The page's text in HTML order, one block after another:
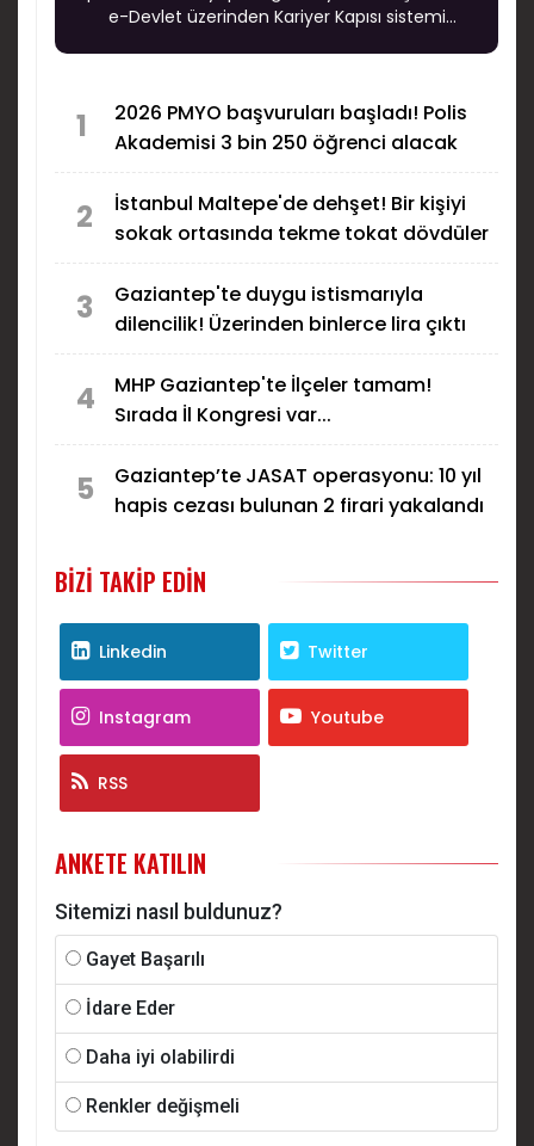
e-Devlet üzerinden Kariyer Kapısı sistemi
1
2026 PMYO başvuruları başladı! Polis
Akademisi 3 bin 250 öğrenci alacak
2
İstanbul Maltepe'de dehşet! Bir kişiyi
sokak ortasında tekme tokat dövdüler
3
Gaziantep'te duygu istismarıyla
dilencilik! Üzerinden binlerce lira çıktı
4
MHP Gaziantep'te İlçeler tamam!
Sırada İl Kongresi var...
5
Gaziantep’te JASAT operasyonu: 10 yıl
hapis cezası bulunan 2 firari yakalandı
BIZI TAKIP EDIN
Linkedin Twitter
Instagram Youtube
RSS
ANKETE KATILIN
Sitemizi nasıl buldunuz?
Gayet Başarılı
İdare Eder
Daha iyi olabilirdi
Renkler değişmeli